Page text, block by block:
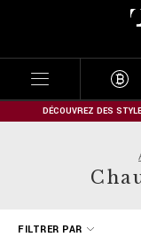
DÉCOUVREZ DES
FILTRER PAR